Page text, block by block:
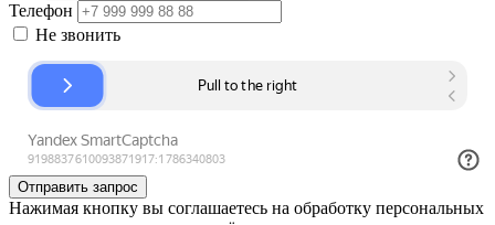
Телефон
Не звонить
Отправить запрос
Нажимая кнопку вы соглашаетесь на обработку персональных